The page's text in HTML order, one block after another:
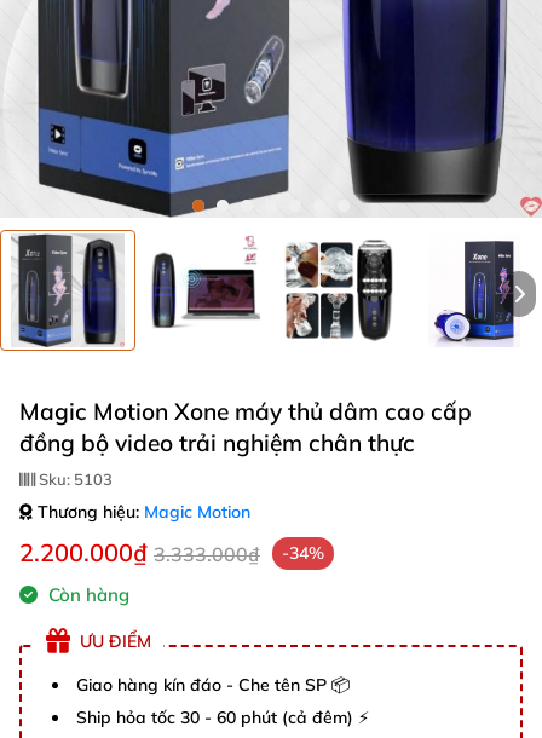
Magic Motion Xone máy thủ dâm cao cấp
đồng bộ video trải nghiệm chân thực
Sku: 5103
Thương hiệu: Magic Motion
2.200.000₫ 3.333.000₫ -34%
Còn hàng
ƯU ĐIỂM
Giao hàng kín đáo - Che tên SP 📦
Ship hỏa tốc 30 - 60 phút (cả đêm) ⚡